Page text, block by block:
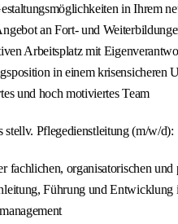
in Ihrem
an Fort- und
Arbeitsplatz mit
in einem krisensicheren
und hoch motiviertes Team
stellv. Pflegedienstleitung (m/w/d):
fachlichen, organisatorischen
Führung und Entwicklung